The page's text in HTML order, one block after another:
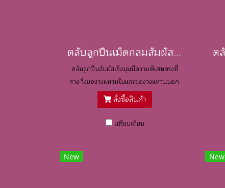
ตลับลูกปืนเม็ดกลมสัมผัสเชิงมุม / Angular Contact Ball Bearings
ตลับลูกปืนสัมผัสเชิงมุมมีความพิเศษตรงที่
ราง วิ่งของวงแหวนในและของวงแหวนนอก
จะอยู่เยื้องแนวกันตามแนวแกนของเพลา
สั่งซื้อสินค้า
เปรียบเทียบ
New New